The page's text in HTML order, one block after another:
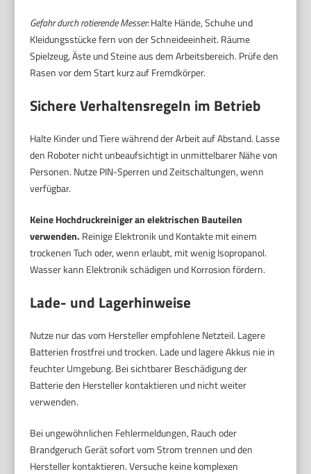
Gefahr durch rotierende Messer:Halte Hände, Schuhe und
Kleidungsstücke fern von der Schneideeinheit. Räume
Spielzeug, Äste und Steine aus dem Arbeitsbereich. Prüfe den
Rasen vor dem Start kurz auf Fremdkörper.
Sichere Verhaltensregeln im Betrieb
Halte Kinder und Tiere während der Arbeit auf Abstand. Lasse
den Roboter nicht unbeaufsichtigt in unmittelbarer Nähe von
Personen. Nutze PIN-Sperren und Zeitschaltungen, wenn
verfügbar.
Keine Hochdruckreiniger an elektrischen Bauteilen
verwenden. Reinige Elektronik und Kontakte mit einem
trockenen Tuch oder, wenn erlaubt, mit wenig Isopropanol.
Wasser kann Elektronik schädigen und Korrosion fördern.
Lade- und Lagerhinweise
Nutze nur das vom Hersteller empfohlene Netzteil. Lagere
Batterien frostfrei und trocken. Lade und lagere Akkus nie in
feuchter Umgebung. Bei sichtbarer Beschädigung der
Batterie den Hersteller kontaktieren und nicht weiter
verwenden.
Bei ungewöhnlichen Fehlermeldungen, Rauch oder
Brandgeruch Gerät sofort vom Strom trennen und den
Hersteller kontaktieren. Versuche keine komplexen